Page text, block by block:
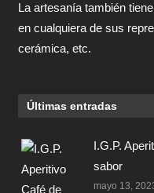
La artesanía también
en cualquiera de sus
cerámica, etc.
Últimas entradas
I.G.P.
sabor
mayo 13,